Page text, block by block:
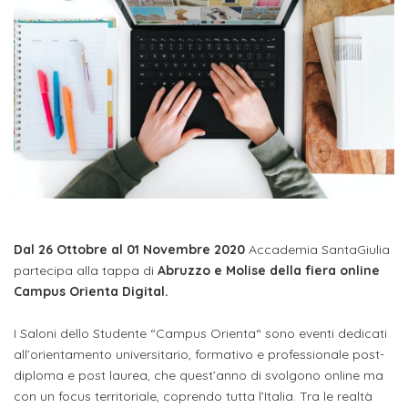
Servizi
allo
studente
Internazionalizzazione
Aziende
e stage
Orientamento
Contatti
Didattico
Autorizzazioni
Ministeriali
Nucleo
di
Valutazione
Manualistica
Laboratori
e
Accademia
SantaGiulia
DIPARTIMENTI
Dipartimento
di
Dipartimento
di
e
Didattica
dell'arte
Reclutamento
Progetti
Terza
Missione
OPPORTUNITÀ
INTERNAZIONALI
SERVIZI
ALLO
STUDIO
Inclusione
Carriera
Alias
di
Stage
Apprendistato
per
le
Aziende
aziende
OPPORTUNITÀ
GLI
STUDENTI
Stage
ONE
Iscrizione
a
corsi
step
per
diventare
nostro
studente
Iscriviti
alla
Newsletter
ISCRIVITI
ACCADEMIA
Come
Gli
step
diventare
un
genitore
di
uno
studente
studente
docente
referente
d'azienda
Dal 26 Ottobre al 01 Novembre 2020 Accademia SantaGiulia
partecipa alla tappa di Abruzzo e Molise della fiera online
Campus Orienta Digital.
I Saloni dello Studente “Campus Orienta“ sono eventi dedicati
all’orientamento universitario, formativo e professionale post-
diploma e post laurea, che quest’anno di svolgono online ma
con un focus territoriale, coprendo tutta l’Italia. Tra le realtà